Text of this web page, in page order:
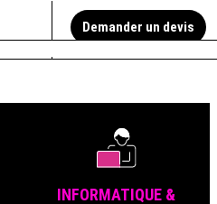
Demander un devis
INFORMATIQUE &